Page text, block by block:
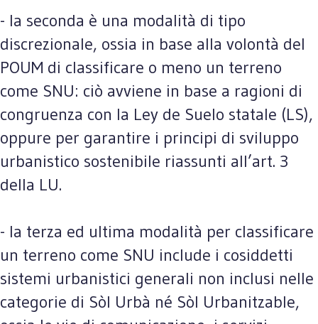
- la seconda è una modalità di tipo
discrezionale, ossia in base alla volontà del
POUM di classificare o meno un terreno
come SNU: ciò avviene in base a ragioni di
congruenza con la Ley de Suelo statale (LS),
oppure per garantire i principi di sviluppo
urbanistico sostenibile riassunti all’art. 3
della LU.
- la terza ed ultima modalità per classificare
un terreno come SNU include i cosiddetti
sistemi urbanistici generali non inclusi nelle
categorie di Sòl Urbà né Sòl Urbanitzable,